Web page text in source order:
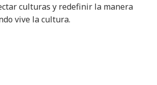
culturas y redefinir la manera
vive la cultura.